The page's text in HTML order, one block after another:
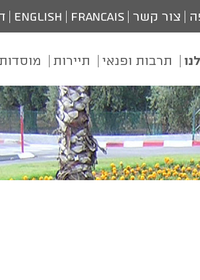
צור קשר Francais
English
תרבות ופנאי תיירות מוסדות